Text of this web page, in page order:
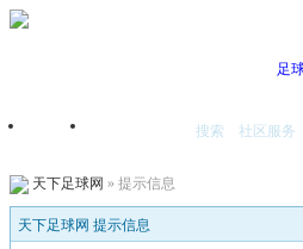
足
首页 搜索 社区服务
天下足球网 » 提示信息
天下足球网 提示信息